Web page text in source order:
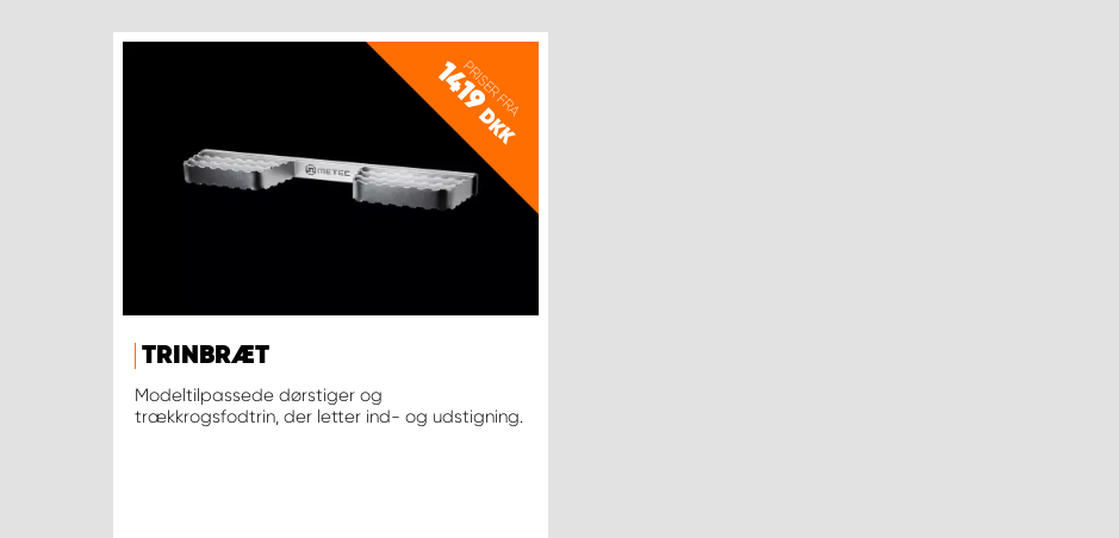
PRISER FRA
1419
DKK
TRINBRÆT
Modeltilpassede dørstiger og
trækkrogsfodtrin, der letter ind- og udstigning.